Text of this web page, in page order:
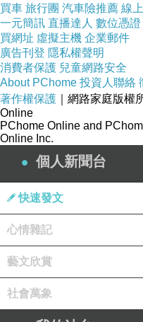
買車 旅行團 汽車險推薦 線
一元簡訊 直播達人 數位憑證
買網址 虛擬主機 企業郵件
廣告刊登 隱私權聲明
消費者保護 兒童網路安全
About PChome 投資人聯絡
著作權保護 ｜網路家庭版權
Online
PChome Online and
Online Inc.
個人新聞台
快速發文
心情雜記
藝文欣賞
社會萬象